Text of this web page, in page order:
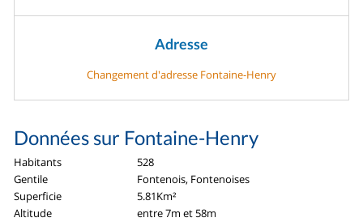
Adresse
Changement d'adresse Fontaine-Henry
Données sur Fontaine-Henry
Habitants
528
Gentile
Fontenois, Fontenoises
Superficie
5.81Km²
Altitude
entre 7m et 58m